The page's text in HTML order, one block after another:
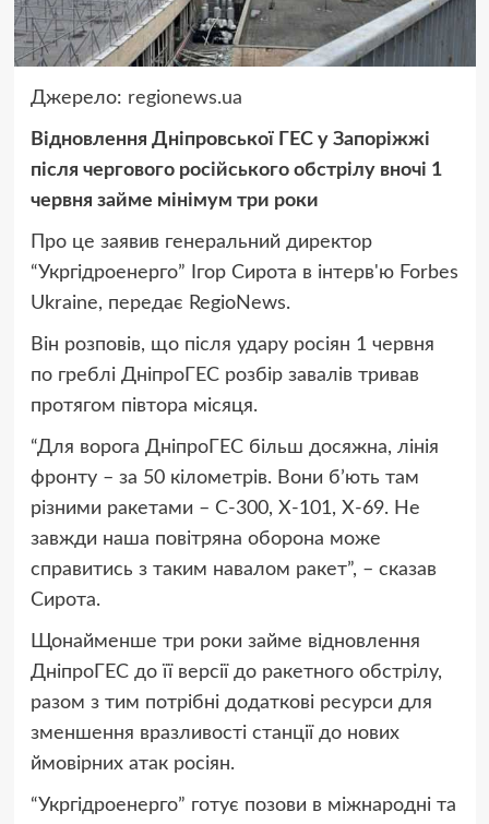
Джерело: regionews.ua
Відновлення Дніпровської ГЕС у Запоріжжі
після чергового російського обстрілу вночі 1
червня займе мінімум три роки
Про це заявив генеральний директор
“Укргідроенерго” Ігор Сирота в інтерв'ю Forbes
Ukraine, передає RegioNews.
Він розповів, що після удару росіян 1 червня
по греблі ДніпроГЕС розбір завалів тривав
протягом півтора місяця.
“Для ворога ДніпроГЕС більш досяжна, лінія
фронту – за 50 кілометрів. Вони бʼють там
різними ракетами – С-300, Х-101, Х-69. Не
завжди наша повітряна оборона може
справитись з таким навалом ракет”, – сказав
Сирота.
Щонайменше три роки займе відновлення
ДніпроГЕС до її версії до ракетного обстрілу,
разом з тим потрібні додаткові ресурси для
зменшення вразливості станції до нових
ймовірних атак росіян.
“Укргідроенерго” готує позови в міжнародні та